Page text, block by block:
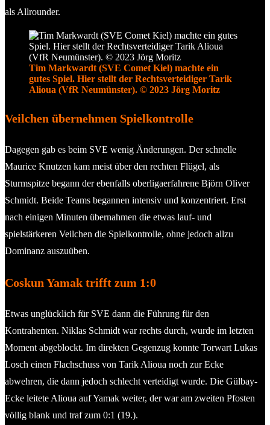
als Allrounder.
Tim Markwardt (SVE Comet Kiel) machte ein
gutes Spiel. Hier stellt der Rechtsverteidiger Tarik
Alioua (VfR Neumünster). © 2023 Jörg Moritz
Veilchen übernehmen Spielkontrolle
Dagegen gab es beim SVE wenig Änderungen. Der schnelle
Maurice Knutzen kam meist über den rechten Flügel, als
Sturmspitze begann der ebenfalls oberligaerfahrene Björn Oliver
Schmidt. Beide Teams begannen intensiv und konzentriert. Erst
nach einigen Minuten übernahmen die etwas lauf- und
spielstärkeren Veilchen die Spielkontrolle, ohne jedoch allzu
Dominanz auszuüben.
Coskun Yamak trifft zum 1:0
Etwas unglücklich für SVE dann die Führung für den
Kontrahenten. Niklas Schmidt war rechts durch, wurde im letzten
Moment abgeblockt. Im direkten Gegenzug konnte Torwart Lukas
Losch einen Flachschuss von Tarik Alioua noch zur Ecke
abwehren, die dann jedoch schlecht verteidigt wurde. Die Gülbay-
Ecke leitete Alioua auf Yamak weiter, der war am zweiten Pfosten
völlig blank und traf zum 0:1 (19.).